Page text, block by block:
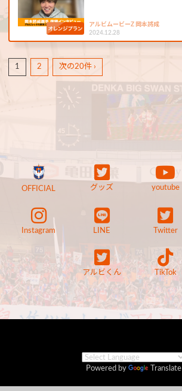
アルビムービーZ 岡本將成
2024.12.28
1 2 次の20件 ›
OFFICIAL グッズ youtube
Instagram LINE Twitter
アルビくん TikTok
Powered by Translate